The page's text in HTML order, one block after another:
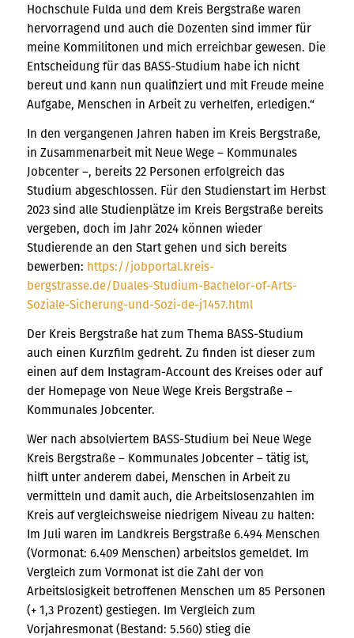
Hochschule Fulda und dem Kreis Bergstraße waren
hervorragend und auch die Dozenten sind immer für
meine Kommilitonen und mich erreichbar gewesen. Die
Entscheidung für das BASS-Studium habe ich nicht
bereut und kann nun qualifiziert und mit Freude meine
Aufgabe, Menschen in Arbeit zu verhelfen, erledigen.“
In den vergangenen Jahren haben im Kreis Bergstraße,
in Zusammenarbeit mit Neue Wege – Kommunales
Jobcenter –, bereits 22 Personen erfolgreich das
Studium abgeschlossen. Für den Studienstart im Herbst
2023 sind alle Studienplätze im Kreis Bergstraße bereits
vergeben, doch im Jahr 2024 können wieder
Studierende an den Start gehen und sich bereits
bewerben: https://jobportal.kreis-
bergstrasse.de/Duales-Studium-Bachelor-of-Arts-
Soziale-Sicherung-und-Sozi-de-j1457.html
Der Kreis Bergstraße hat zum Thema BASS-Studium
auch einen Kurzfilm gedreht. Zu finden ist dieser zum
einen auf dem Instagram-Account des Kreises oder auf
der Homepage von Neue Wege Kreis Bergstraße –
Kommunales Jobcenter.
Wer nach absolviertem BASS-Studium bei Neue Wege
Kreis Bergstraße – Kommunales Jobcenter – tätig ist,
hilft unter anderem dabei, Menschen in Arbeit zu
vermitteln und damit auch, die Arbeitslosenzahlen im
Kreis auf vergleichsweise niedrigem Niveau zu halten:
Im Juli waren im Landkreis Bergstraße 6.494 Menschen
(Vormonat: 6.409 Menschen) arbeitslos gemeldet. Im
Vergleich zum Vormonat ist die Zahl der von
Arbeitslosigkeit betroffenen Menschen um 85 Personen
(+ 1,3 Prozent) gestiegen. Im Vergleich zum
Vorjahresmonat (Bestand: 5.560) stieg die